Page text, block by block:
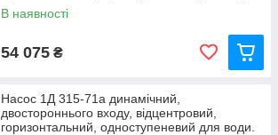
В наявності
54 075 ₴
Насос 1Д 315-71а динамічний,
двостороннього входу, відцентровий,
горизонтальний, одноступеневий для води.